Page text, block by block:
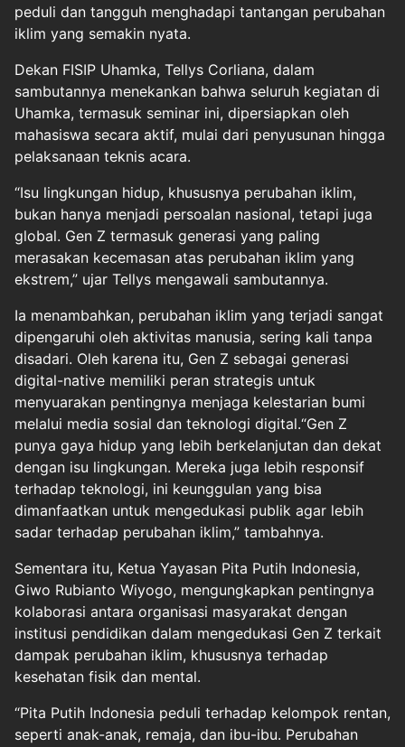
peduli dan tangguh menghadapi tantangan perubahan
iklim yang semakin nyata.
Dekan FISIP Uhamka, Tellys Corliana, dalam
sambutannya menekankan bahwa seluruh kegiatan di
Uhamka, termasuk seminar ini, dipersiapkan oleh
mahasiswa secara aktif, mulai dari penyusunan hingga
pelaksanaan teknis acara.
“Isu lingkungan hidup, khususnya perubahan iklim,
bukan hanya menjadi persoalan nasional, tetapi juga
global. Gen Z termasuk generasi yang paling
merasakan kecemasan atas perubahan iklim yang
ekstrem,” ujar Tellys mengawali sambutannya.
Ia menambahkan, perubahan iklim yang terjadi sangat
dipengaruhi oleh aktivitas manusia, sering kali tanpa
disadari. Oleh karena itu, Gen Z sebagai generasi
digital-native memiliki peran strategis untuk
menyuarakan pentingnya menjaga kelestarian bumi
melalui media sosial dan teknologi digital.“Gen Z
punya gaya hidup yang lebih berkelanjutan dan dekat
dengan isu lingkungan. Mereka juga lebih responsif
terhadap teknologi, ini keunggulan yang bisa
dimanfaatkan untuk mengedukasi publik agar lebih
sadar terhadap perubahan iklim,” tambahnya.
Sementara itu, Ketua Yayasan Pita Putih Indonesia,
Giwo Rubianto Wiyogo, mengungkapkan pentingnya
kolaborasi antara organisasi masyarakat dengan
institusi pendidikan dalam mengedukasi Gen Z terkait
dampak perubahan iklim, khususnya terhadap
kesehatan fisik dan mental.
“Pita Putih Indonesia peduli terhadap kelompok rentan,
seperti anak-anak, remaja, dan ibu-ibu. Perubahan